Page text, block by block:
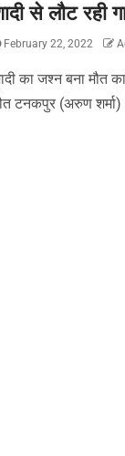
से लौट रही
February 22, 2022
का जश्न बना मौत
टनकपुर (अरुण